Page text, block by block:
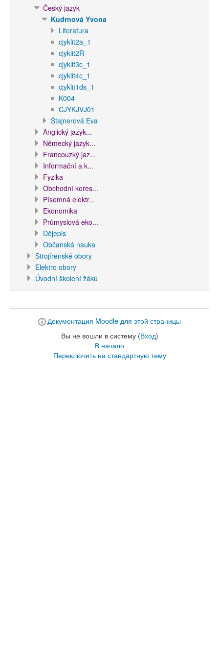
Český jazyk
Kudrnová Yvona
Literatura
cjyklit2a_1
cjyklit2R
cjyklit3c_1
cjyklit4c_1
cjyklit1ds_1
K004
CJYKJVJ01
Štajnerová Eva
Anglický jazyk...
Německý jazyk...
Francouzký jaz...
Informační a k...
Fyzika
Obchodní kores...
Písemná elektr...
Ekonomika
Průmyslová eko...
Dějepis
Občanská nauka
Strojírenské obory
Elektro obory
Úvodní školení žáků
Документация Moodle для этой страницы
Вы не вошли в систему (Вход)
В начало
Переключить на стандартную тему